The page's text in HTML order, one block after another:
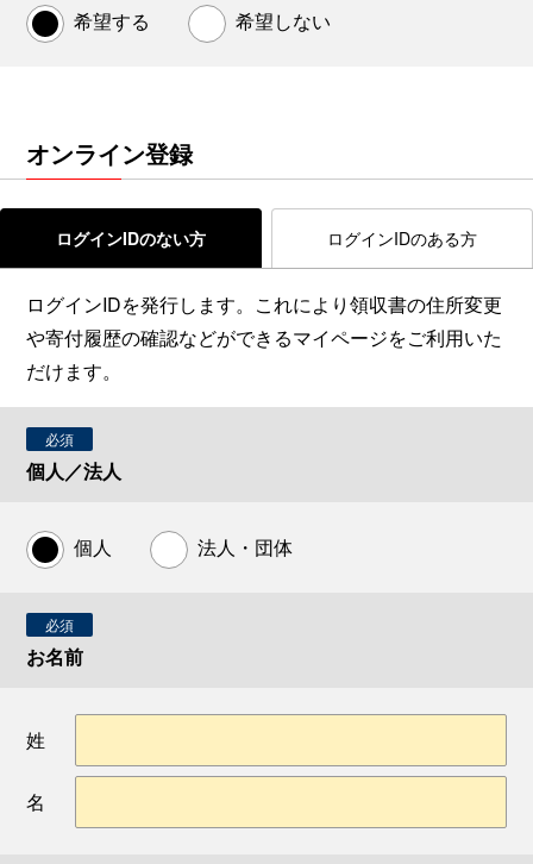
希望する
希望しない
オンライン登録
ログインIDのない方 ログインIDのある方
ログインIDを発行します。これにより領収書の住所変更
や寄付履歴の確認などができるマイページをご利用いた
だけます。
必須
個人／法人
個人 法人・団体
必須
お名前
姓
名